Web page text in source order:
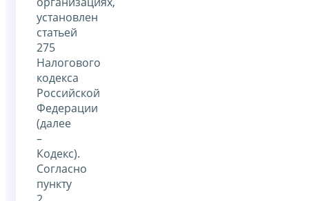
установлен
статьей
275
Налогового
кодекса
Российской
Федерации
(далее
–
Кодекс).
Согласно
пункту